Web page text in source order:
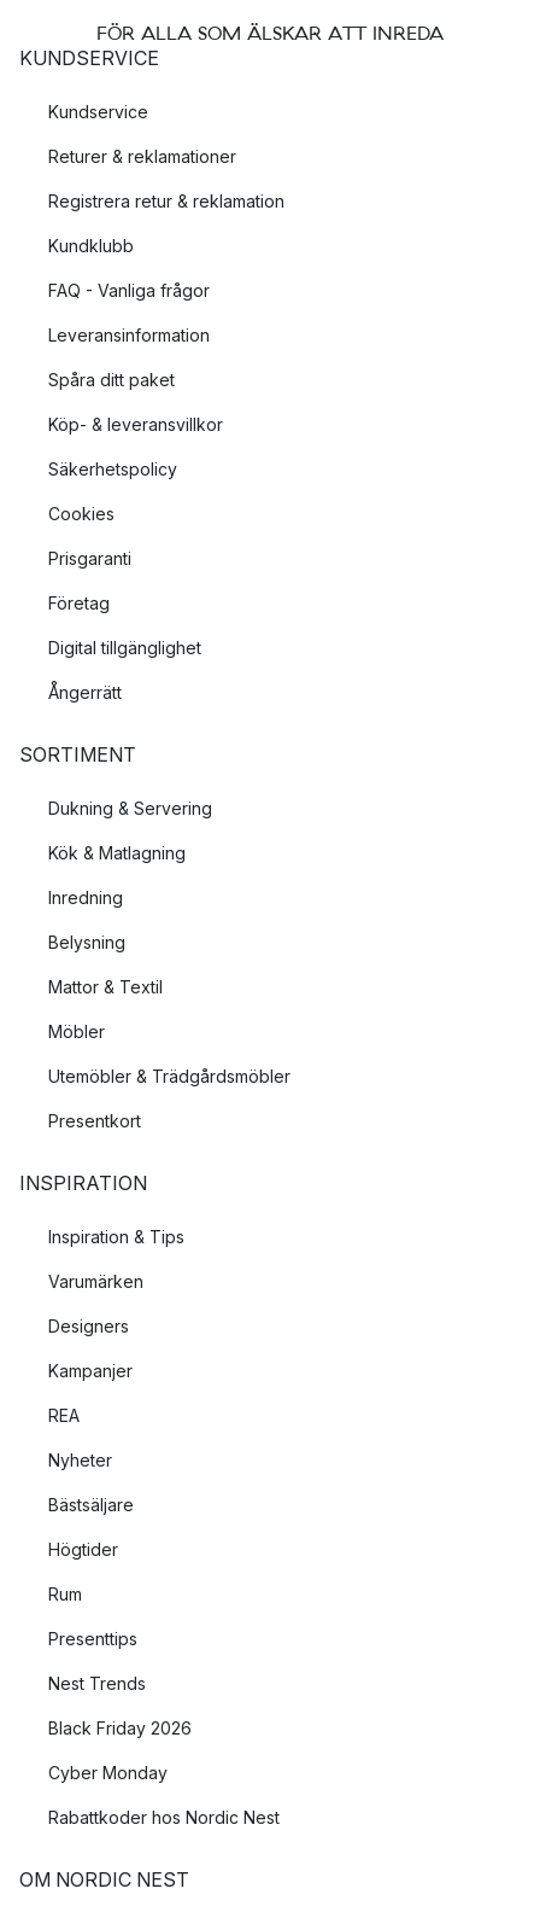
FÖR ALLA SOM ÄLSKAR ATT INREDA
KUNDSERVICE
Kundservice
Returer & reklamationer
Registrera retur & reklamation
Kundklubb
FAQ - Vanliga frågor
Leveransinformation
Spåra ditt paket
Köp- & leveransvillkor
Säkerhetspolicy
Cookies
Prisgaranti
Företag
Digital tillgänglighet
Ångerrätt
SORTIMENT
Dukning & Servering
Kök & Matlagning
Inredning
Belysning
Mattor & Textil
Möbler
Utemöbler & Trädgårdsmöbler
Presentkort
INSPIRATION
Inspiration & Tips
Varumärken
Designers
Kampanjer
REA
Nyheter
Bästsäljare
Högtider
Rum
Presenttips
Nest Trends
Black Friday 2026
Cyber Monday
Rabattkoder hos Nordic Nest
OM NORDIC NEST